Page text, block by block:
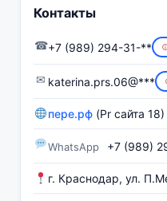
Контакты
☎+7 (989) 294-31-**
✉ katerina.prs.06@***
пере.рф (Pr сайта 18)
WhatsApp +7 (989)
г. Краснодар, ул.